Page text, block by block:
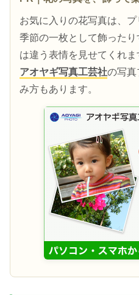
お気に入りの花写真は、プ
季節の一枚として飾った
は違う表情を見せてくれま
アオヤギ写真工芸社の写真
み方もあります。